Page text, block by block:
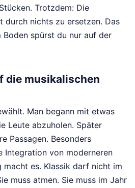
Trotzdem: Die
durch nichts zu ersetzen. Das
Boden spürst du nur auf der
die musikalischen
Man begann mit etwas
Leute abzuholen. Später
Passagen. Besonders
Integration von moderneren
macht es. Klassik darf nicht im
muss atmen. Sie muss im Jahr